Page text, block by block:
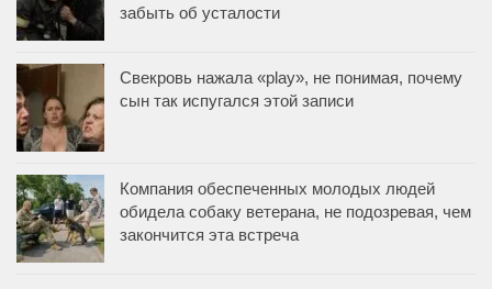
забыть об усталости
Свекровь нажала «play», не понимая, почему
сын так испугался этой записи
Компания обеспеченных молодых людей
обидела собаку ветерана, не подозревая, чем
закончится эта встреча